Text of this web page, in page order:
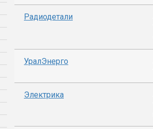
Радиодетали
УралЭнерго
Электрика